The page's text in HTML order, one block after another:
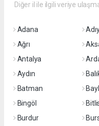
Diğer il ile ilgili veriye
Adana
Ağrı
Antalya
Aydın
Batman
Bingöl
Burdur